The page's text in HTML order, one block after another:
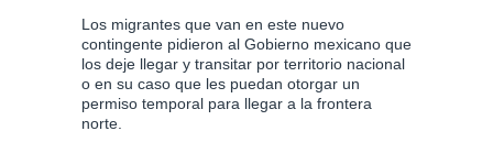
Los migrantes que van en este nuevo
contingente pidieron al Gobierno mexicano que
los deje llegar y transitar por territorio nacional
o en su caso que les puedan otorgar un
permiso temporal para llegar a la frontera
norte.